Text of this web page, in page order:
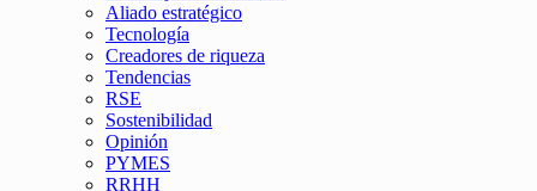
Aliado estratégico
Tecnología
Creadores de riqueza
Tendencias
RSE
Sostenibilidad
Opinión
PYMES
RRHH